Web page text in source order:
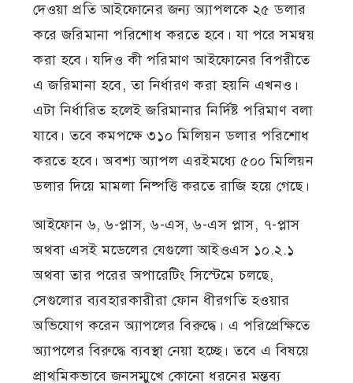
দেওয়া প্রতি আইফোনের জন্য অ্যাপলকে ২৫ ডলার
করে জরিমানা পরিশোধ করতে হবে। যা পরে সমন্বয়
করা হবে। যদিও কী পরিমাণ আইফোনের বিপরীতে
এ জরিমানা হবে, তা নির্ধারণ করা হয়নি এখনও।
এটা নির্ধারিত হলেই জরিমানার নির্দিষ্ট পরিমাণ বলা
যাবে। তবে কমপক্ষে ৩১০ মিলিয়ন ডলার পরিশোধ
করতে হবে। অবশ্য অ্যাপল এরইমধ্যে ৫০০ মিলিয়ন
ডলার দিয়ে মামলা নিষ্পত্তি করতে রাজি হয়ে গেছে।
আইফোন ৬, ৬-প্লাস, ৬-এস, ৬-এস প্লাস, ৭-প্লাস
অথবা এসই মডেলের যেগুলো আইওএস ১০.২.১
অথবা তার পরের অপারেটিং সিস্টেমে চলছে,
সেগুলোর ব্যবহারকারীরা ফোন ধীরগতি হওয়ার
অভিযোগ করেন অ্যাপলের বিরুদ্ধে। এ পরিপ্রেক্ষিতে
অ্যাপলের বিরুদ্ধে ব্যবস্থা নেয়া হচ্ছে। তবে এ বিষয়ে
প্রাথমিকভাবে জনসম্মুখে কোনো ধরনের মন্তব্য